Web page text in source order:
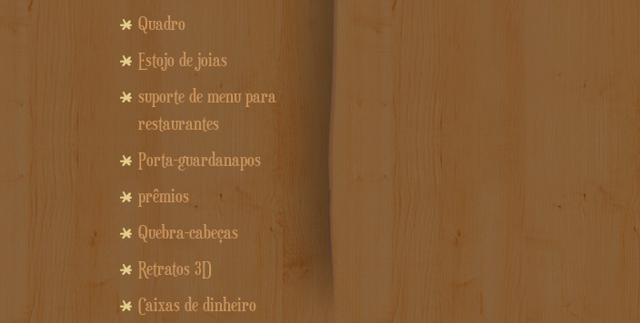
Quadro
Estojo de joias
suporte de menu para
restaurantes
Porta-guardanapos
prêmios
Quebra-cabeças
Retratos 3D
Caixas de dinheiro